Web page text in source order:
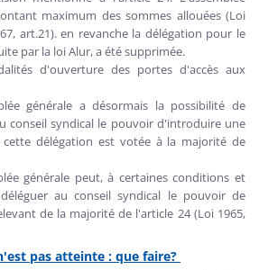
maximum des sommes allouées (Loi
art.21). en revanche la délégation pour le
par la loi Alur, a été supprimée.
d'ouverture des portes d'accès aux
générale a désormais la possibilité de
conseil syndical le pouvoir d'introduire une
délégation est votée à la majorité de
générale peut, à certaines conditions et
au conseil syndical le pouvoir de
de la majorité de l'article 24 (Loi 1965,
pas atteinte : que faire?